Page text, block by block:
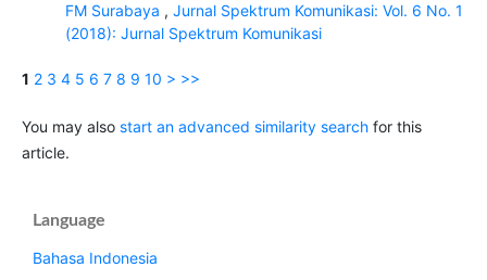
FM Surabaya , Jurnal Spektrum Komunikasi: Vol. 6 No. 1
(2018): Jurnal Spektrum Komunikasi
1 2 3 4 5 6 7 8 9 10 > >>
You may also start an advanced similarity searchfor this
article.
Language
Bahasa Indonesia